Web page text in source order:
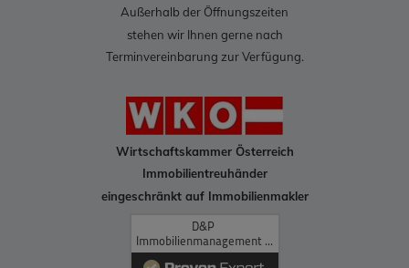
Außerhalb der Öffnungszeiten
stehen wir Ihnen gerne nach
Terminvereinbarung zur Verfügung.
Wirtschaftskammer Österreich
Immobilientreuhänder
eingeschränkt auf Immobilienmakler